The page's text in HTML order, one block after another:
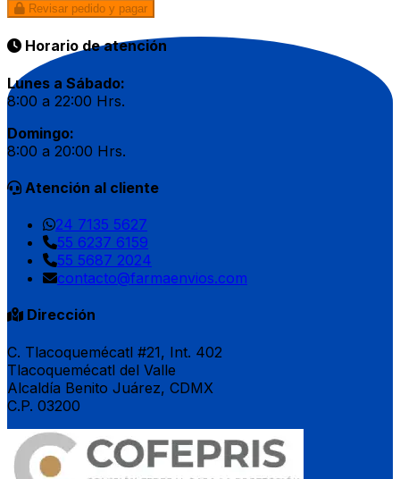
Revisar pedido y pagar
Horario de atención
Lunes a Sábado:
8:00 a 22:00 Hrs.
Domingo:
8:00 a 20:00 Hrs.
Atención al cliente
24 7135 5627
55 6237 6159
55 5687 2024
contacto@farmaenvios.com
Dirección
C. Tlacoquemécatl #21, Int. 402
Tlacoquemécatl del Valle
Alcaldía Benito Juárez, CDMX
C.P. 03200